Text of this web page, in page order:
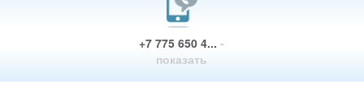
+7 775 650 4...-
показать